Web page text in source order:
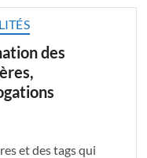
des
et des tags qui